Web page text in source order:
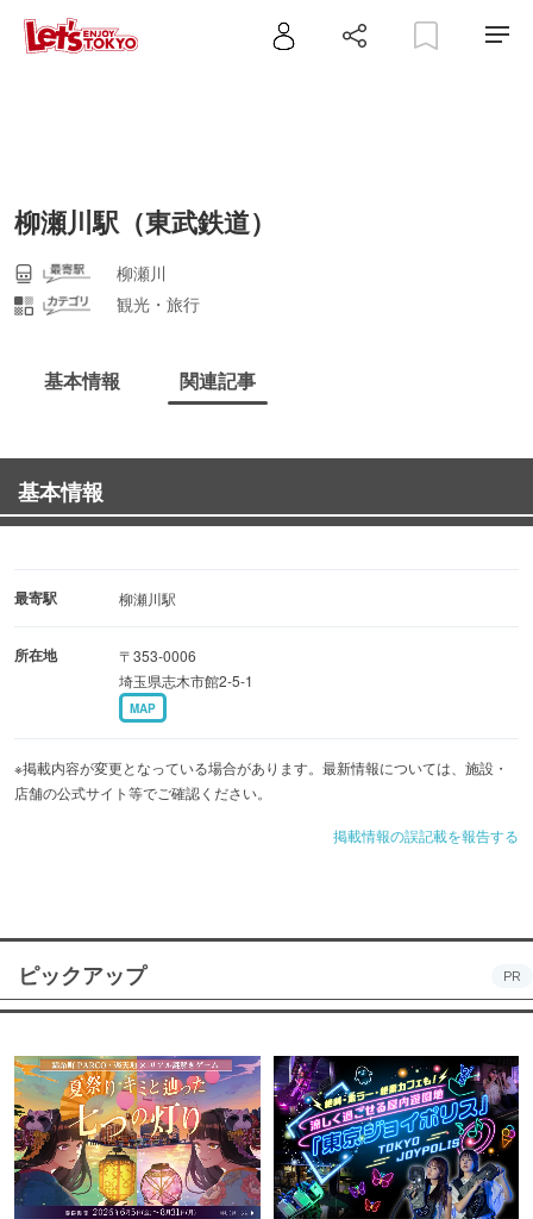
柳瀬川駅（東武鉄道）
柳瀬川
観光・旅行
基本情報 関連記事
基本情報
最寄駅 柳瀬川駅
所在地
〒353-0006
埼玉県志木市館2-5-1
MAP
※掲載内容が変更となっている場合があります。最新情報については、施設・
店舗の公式サイト等でご確認ください。
掲載情報の誤記載を報告する
ピックアップ PR